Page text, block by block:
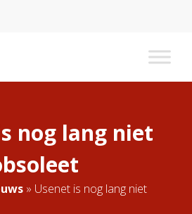
nog lang niet
» Usenet is nog lang niet